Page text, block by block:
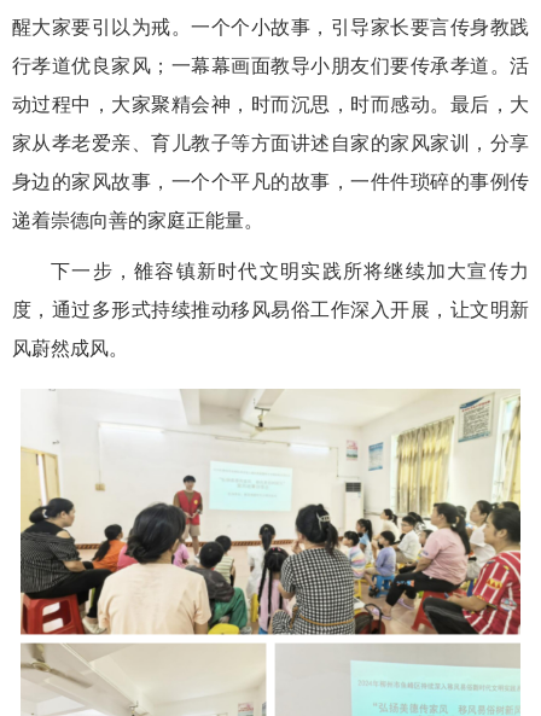
醒大家要引以为戒。一个个小故事，引导家长要言传身教践
行孝道优良家风；一幕幕画面教导小朋友们要传承孝道。活
动过程中，大家聚精会神，时而沉思，时而感动。最后，大
家从孝老爱亲、育儿教子等方面讲述自家的家风家训，分享
身边的家风故事，一个个平凡的故事，一件件琐碎的事例传
递着崇德向善的家庭正能量。
下一步，雒容镇新时代文明实践所将继续加大宣传力
度，通过多形式持续推动移风易俗工作深入开展，让文明新
风蔚然成风。